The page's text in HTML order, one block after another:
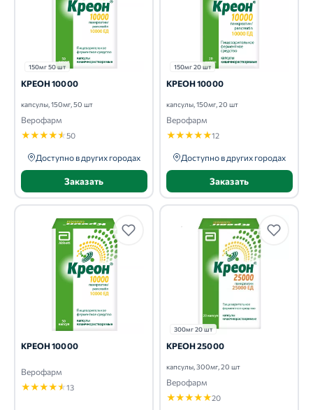
150мг 50 шт
КРЕОН 10000
капсулы, 150мг, 50 шт
Верофарм
★★★★★ 50
Доступно в других городах
Заказать
150мг 20 шт
КРЕОН 10000
капсулы, 150мг, 20 шт
Верофарм
★★★★★12
Доступно в других городах
Заказать
КРЕОН 10000
Верофарм
★★★★★13
300мг 20 шт
КРЕОН 25000
капсулы, 300мг, 20 шт
Верофарм
★★★★★20